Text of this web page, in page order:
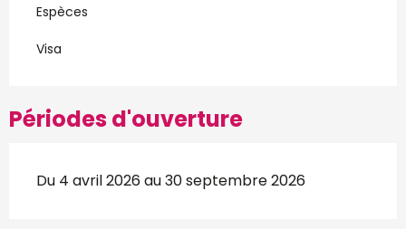
Espèces
Visa
Périodes d'ouverture
Du 4 avril 2026 au 30 septembre 2026